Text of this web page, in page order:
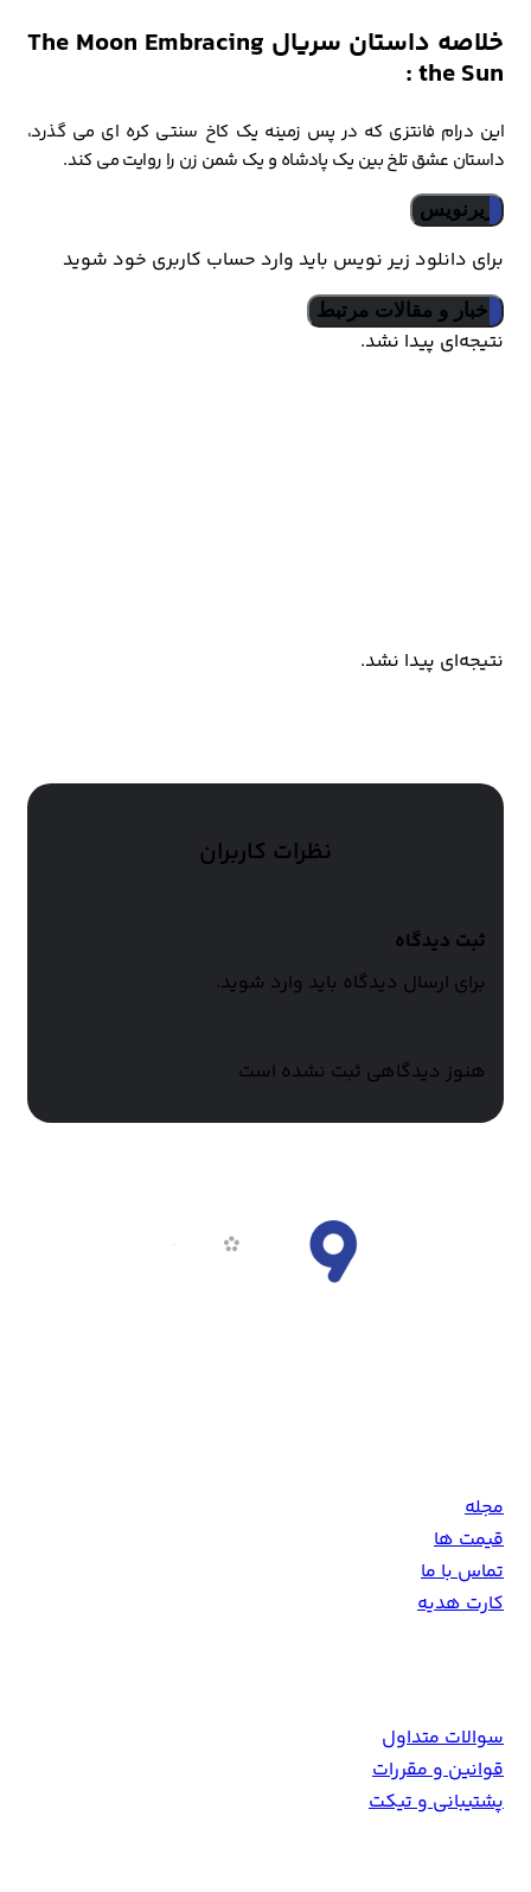
خلاصه داستان سریال The Moon Embracing
the Sun :
این درام فانتزی که در پس زمینه یک کاخ سنتی کره ای می گذرد،
داستان عشق تلخ بین یک پادشاه و یک شمن زن را روایت می کند.
زیرنویس
برای دانلود زیر نویس باید وارد حساب کاربری خود شوید
اخبار و مقالات مرتبط
نتیجه‌ای پیدا نشد.
نتیجه‌ای پیدا نشد.
نظرات کاربران
ثبت دیدگاه
برای ارسال دیدگاه باید وارد شوید.
هنوز دیدگاهی ثبت نشده است
مجله
قیمت ها
تماس با ما
کارت هدیه
سوالات متداول
قوانین و مقررات
پشتیبانی و تیکت